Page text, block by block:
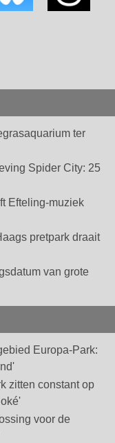
ter
Spider City: 25
Efteling-muziek
pretpark draait
van grote
Europa-Park:
zitten constant op
voor de